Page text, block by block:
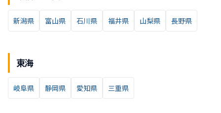
新潟県 富山県 石川県 福井県 山梨県 長野県
東海
岐阜県 静岡県 愛知県 三重県